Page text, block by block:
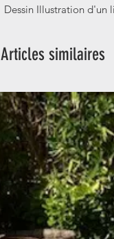
Dessin Illustration d'un
Articles similaires